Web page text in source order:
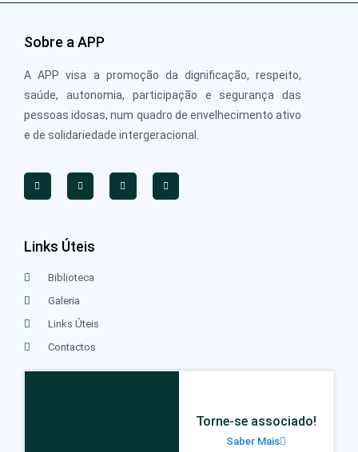
Sobre a APP
A APP visa a promoção da dignificação, respeito,
saúde, autonomia, participação e segurança das
pessoas idosas, num quadro de envelhecimento ativo
e de solidariedade intergeracional.
Links Úteis
Biblioteca
Galeria
Links Úteis
Contactos
Torne-se associado!
Saber Mais